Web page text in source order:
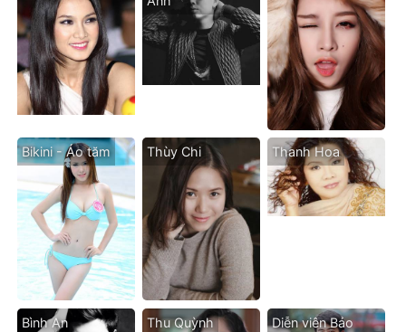
Bikini - Áo tăm Thùy Chi Thanh Hoa
Bình An Thu Quỳnh
Diễn viên Bảo